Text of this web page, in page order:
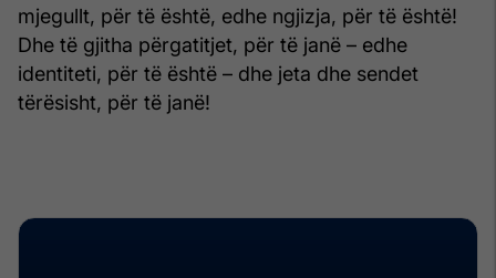
mjegullt, për të është, edhe ngjizja, për të është!
Dhe të gjitha përgatitjet, për të janë – edhe
identiteti, për të është – dhe jeta dhe sendet
tërësisht, për të janë!